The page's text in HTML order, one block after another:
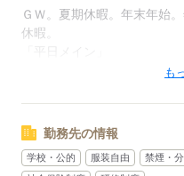
・09：00 ～ 16：00
＊ショートタイムもOKです
＊週1日～OK
シフトパターンも
豊富にあるのでご希望に併
ＧＷ。夏期休暇。年末年始
休暇。
あなたの希望をご相談くだ
能♪
も
勤務先の情報
学校・公的 服装自由 禁煙・